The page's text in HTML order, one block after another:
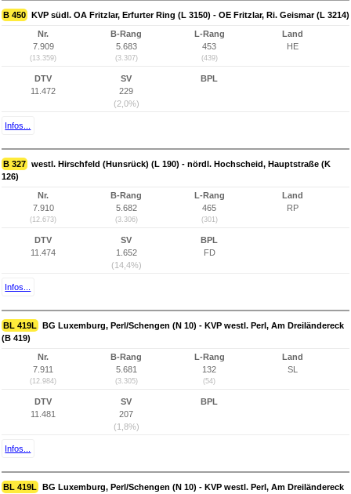
B 450 KVP südl. OA Fritzlar, Erfurter Ring (L 3150) - OE Fritzlar, Ri. Geismar (L 3214)
Nr.
7.909
(13.359)
B-Rang
5.683
(3.307)
L-Rang
453
(439)
Land
HE
DTV
11.472
SV
229
(2,0%)
BPL
Infos...
B 327 westl. Hirschfeld (Hunsrück) (L 190) - nördl. Hochscheid, Hauptstraße (K
126)
Nr.
7.910
(12.673)
B-Rang
5.682
(3.306)
L-Rang
465
(301)
Land
RP
DTV
11.474
SV
1.652
(14,4%)
BPL
FD
Infos...
BL 419L
BG Luxemburg, Perl/Schengen (N 10) - KVP westl. Perl, Am Dreiländereck
(B 419)
Nr.
7.911
(12.984)
B-Rang
5.681
(3.305)
L-Rang
132
(54)
Land
SL
DTV
11.481
SV
207
(1,8%)
BPL
Infos...
BL 419L
BG Luxemburg, Perl/Schengen (N 10) - KVP westl. Perl, Am Dreiländereck